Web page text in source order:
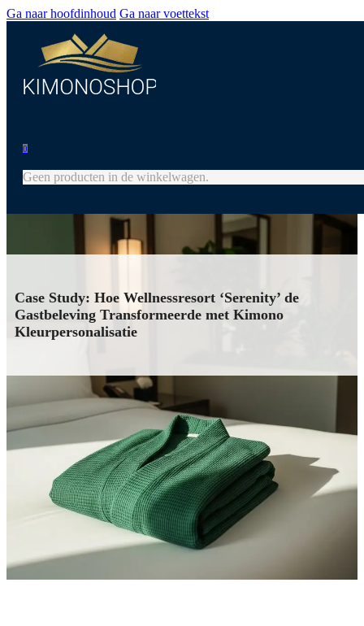
Ga naar hoofdinhoud Ga naar voettekst
0
Geen producten in de winkelwagen.
Case Study: Hoe Wellnessresort ‘Serenity’ de
Gastbeleving Transformeerde met Kimono
Kleurpersonalisatie